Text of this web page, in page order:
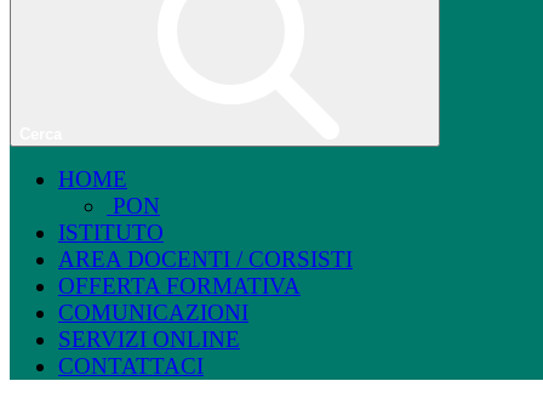
HOME
PON
ISTITUTO
AREA DOCENTI / CORSISTI
OFFERTA FORMATIVA
COMUNICAZIONI
SERVIZI ONLINE
CONTATTACI